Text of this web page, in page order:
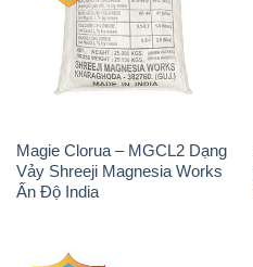
Magie Clorua – MGCL2 Dạng
Vảy Shreeji Magnesia Works
Ấn Độ India